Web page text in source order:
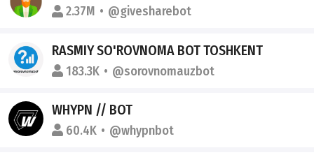
2.37M @givesharebot
RASMIY SO'ROVNOMA BOT TOSHKENT
183.3K @sorovnomauzbot
WHYPN // BOT
60.4K @whypnbot